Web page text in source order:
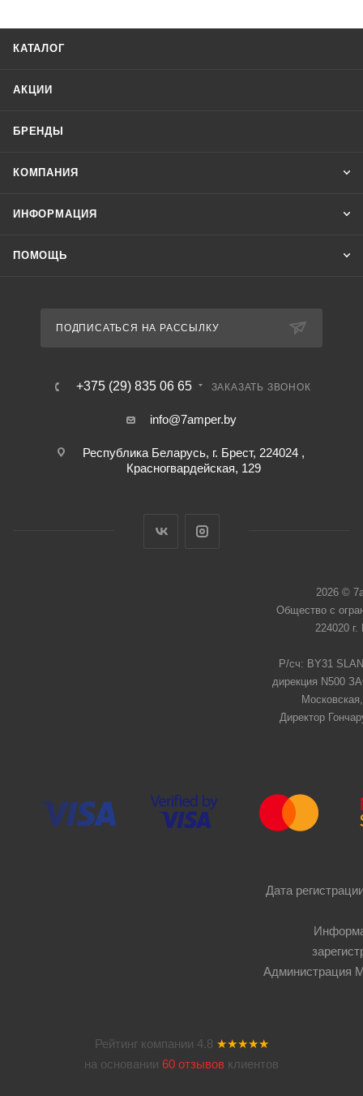
защищаемое оборудование. После восстановления
через время повторного включения (если перемычка на
составит 6 минут, если отсутствует - 4 секунды).
КАТАЛОГ
АКЦИИ
БРЕНДЫ
КОМПАНИЯ
ИНФОРМАЦИЯ
ПОМОЩЬ
ПОДПИСАТЬСЯ НА РАССЫЛКУ
+375 (29) 835 06 65 ЗАКАЗАТЬ ЗВОНОК
info@7amper.by
Республика Беларусь, г. Брест, 224024 ,
Красногвардейская, 129
2026 ©
Общество с
224020
Р/сч: BY31
дирекция N500
Директор
Дата
Администрация
Рейтинг компании 4.8 ★★★★★
на основании 60 отзывов клиентов